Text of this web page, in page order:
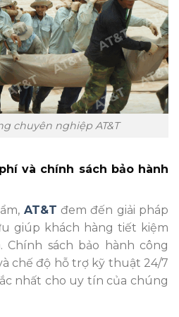
chuyên nghiệp AT&T
và chính sách bảo hành
AT&T đem đến giải pháp
giúp khách hàng tiết kiệm
sách bảo hành công
chế độ hỗ trợ kỹ thuật 24/7
nhất cho uy tín của chúng